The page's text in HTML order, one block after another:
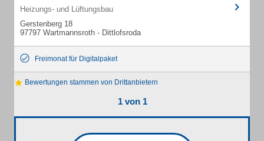
Heizungs- und Lüftungsbau
Gerstenberg 18
97797 Wartmannsroth - Dittlofsroda
Freimonat für Digitalpaket
Bewertungen stammen von Drittanbietern
1 von 1